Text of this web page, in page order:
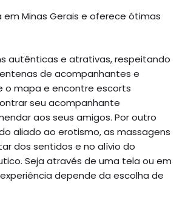
Minas Gerais e oferece ótimas
autênticas e atrativas, respeitando
de acompanhantes e
o mapa e encontre escorts
seu acompanhante
aos seus amigos. Por outro
aliado ao erotismo, as massagens
dos sentidos e no alívio do
Seja através de uma tela ou em
depende da escolha de